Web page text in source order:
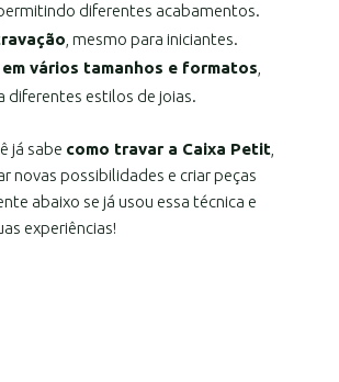
diferentes acabamentos.
, mesmo para iniciantes.
vários tamanhos e formatos
diferentes estilos de joias.
já sabe como travar a Caixa Petit,
novas possibilidades e criar peças
abaixo se já usou essa técnica e
experiências!